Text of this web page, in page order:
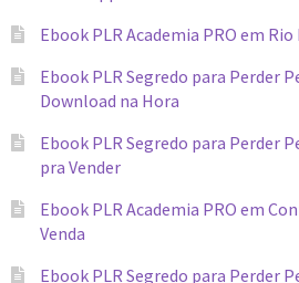
Ebook PLR Academia PRO em
Ebook PLR Segredo para Perder
Download na Hora
Ebook PLR Segredo para Perder
pra Vender
Ebook PLR Academia PRO em
Venda
Ebook PLR Segredo para Perder